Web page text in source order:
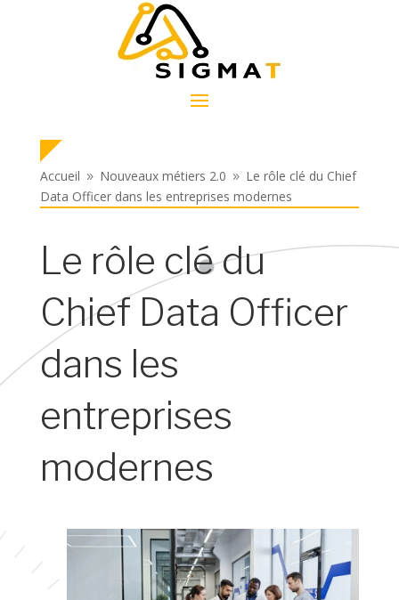
Accueil 9 Nouveaux métiers 2.0 9 Le rôle clé du Chief
Data Officer dans les entreprises modernes
Le rôle clé du
Chief Data Officer
dans les
entreprises
modernes